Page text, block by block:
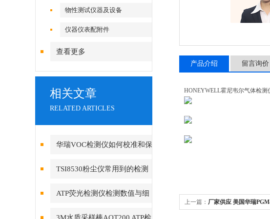
物性测试仪器及设备
仪器仪表配附件
查看更多
相关文章
RELATED ARTICLES
华瑞VOC检测仪如何校准和保
TSI8530粉尘仪常用到的检测
技术有哪些?
ATP荧光检测仪检测数值与细
菌总数量化关系
产品介绍 留言询价
HONEYWELL霍尼韦尔气体检
上一篇： 厂家供应 美国华瑞